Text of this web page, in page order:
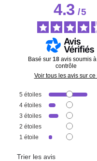
4.3/5
Basé sur 18 avis soumis
contrôle
Voir tous les avis sur ce
5 étoiles
4 étoiles
3 étoiles
2 étoiles
1 étoile
Trier les avis